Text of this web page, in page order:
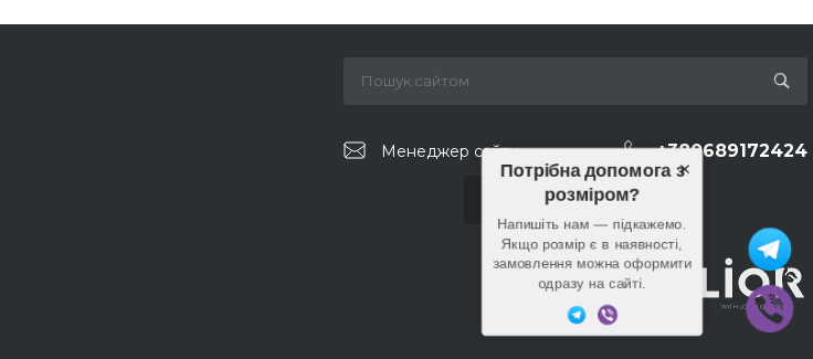
Менеджер сайту +380689172424
Замовити дзвінок
Потрібна допомога з
розміром?
Напишіть нам — підкажемо.
Якщо розмір є в наявності,
замовлення можна оформити
одразу на сайті.
×